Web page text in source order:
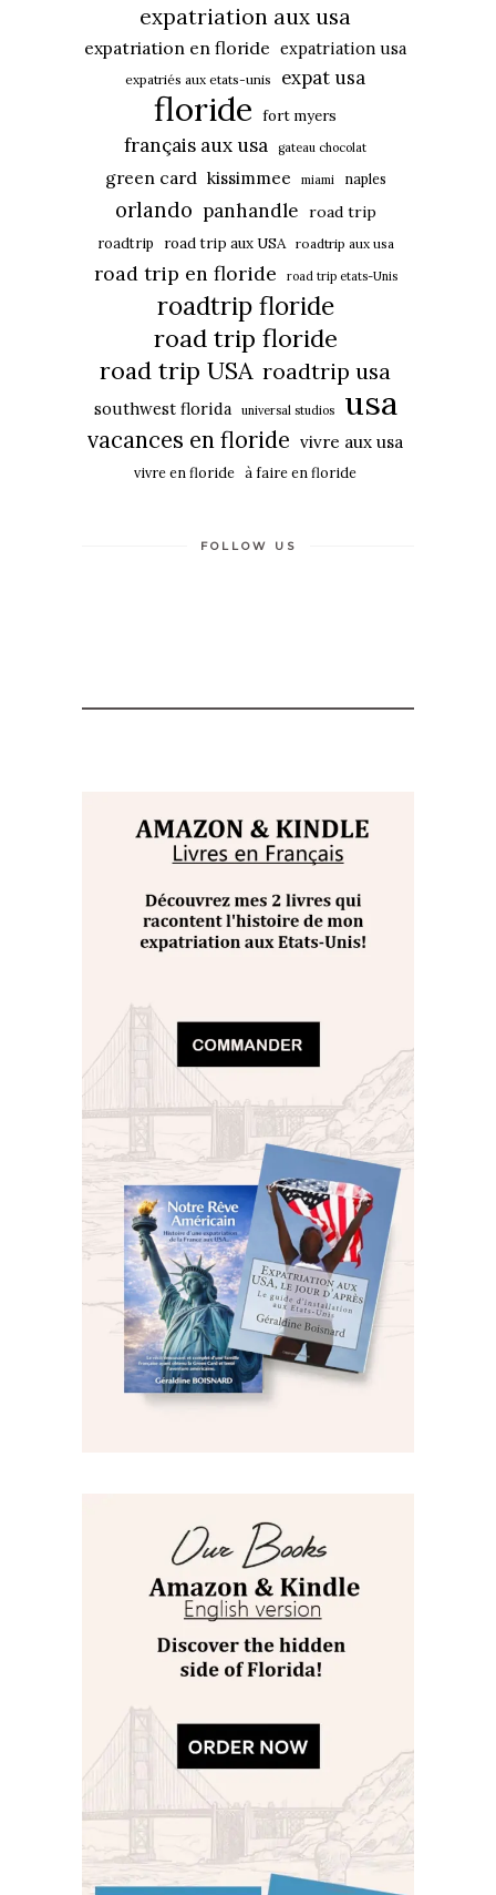
expatriation aux usa
expatriation en floride expatriation usa
expatriés aux etats-unis expat usa
floride fort myers
français aux usa gateau chocolat
green card kissimmee miami naples
orlando panhandle road trip
roadtrip road trip aux USA roadtrip aux usa
road trip en floride road trip etats-Unis
roadtrip floride
road trip floride
road trip USA roadtrip usa
southwest florida universal studios usa
vacances en floride vivre aux usa
vivre en floride à faire en floride
FOLLOW US